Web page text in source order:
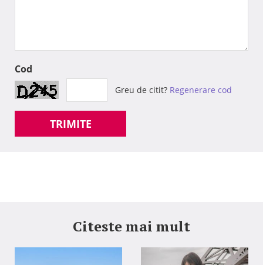
Cod
Greu de citit? Regenerare cod
TRIMITE
Citeste mai mult